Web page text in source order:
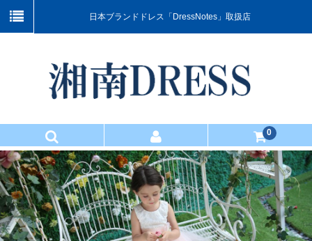
日本ブランドドレス「DressNotes」取扱店
0
TOP
商品一覧
お買い物ガイド